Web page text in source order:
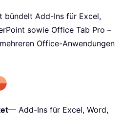
bündelt Add-Ins für Excel,
sowie Office Tab Pro –
Office-Anwendungen
— Add-Ins für Excel, Word,